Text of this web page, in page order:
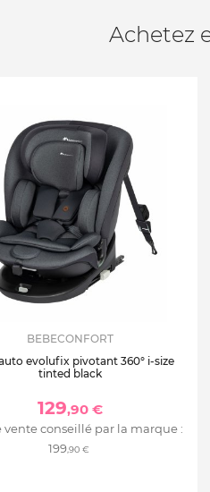
Achetez
BEBECONFORT
evolufix pivotant 360° i-size
tinted black
129,90 €
vente conseillé par la marque :
199,90 €